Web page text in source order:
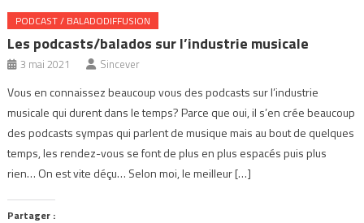
PODCAST / BALADODIFFUSION
Les podcasts/balados sur l’industrie musicale
3 mai 2021 Sincever
Vous en connaissez beaucoup vous des podcasts sur l’industrie
musicale qui durent dans le temps? Parce que oui, il s’en crée beaucoup
des podcasts sympas qui parlent de musique mais au bout de quelques
temps, les rendez-vous se font de plus en plus espacés puis plus
rien… On est vite déçu… Selon moi, le meilleur […]
Partager :